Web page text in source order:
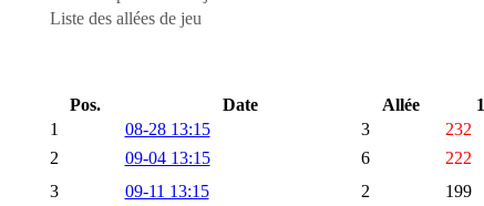
Liste des allées de jeu
Pos. Date Allée 1
1
08-28 13:15 3 232
2
09-04 13:15 6 222
3
09-11 13:15 2 199